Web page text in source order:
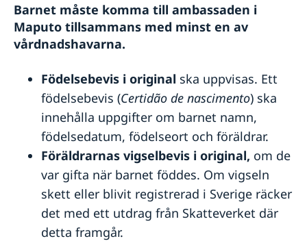
Barnet måste komma till ambassaden i
Maputo tillsammans med minst en av
vårdnadshavarna.
Födelsebevis i original ska uppvisas. Ett
födelsebevis (Certidão de nascimento) ska
innehålla uppgifter om barnet namn,
födelsedatum, födelseort och föräldrar.
Föräldrarnas vigselbevis i original, om de
var gifta när barnet föddes. Om vigseln
skett eller blivit registrerad i Sverige räcker
det med ett utdrag från Skatteverket där
detta framgår.